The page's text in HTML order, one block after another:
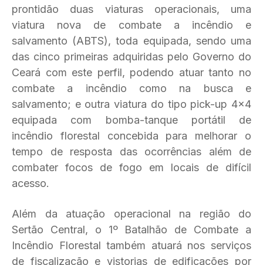
prontidão duas viaturas operacionais, uma
viatura nova de combate a incêndio e
salvamento (ABTS), toda equipada, sendo uma
das cinco primeiras adquiridas pelo Governo do
Ceará com este perfil, podendo atuar tanto no
combate a incêndio como na busca e
salvamento; e outra viatura do tipo pick-up 4×4
equipada com bomba-tanque portátil de
incêndio florestal concebida para melhorar o
tempo de resposta das ocorrências além de
combater focos de fogo em locais de difícil
acesso.
Além da atuação operacional na região do
Sertão Central, o 1º Batalhão de Combate a
Incêndio Florestal também atuará nos serviços
de fiscalização e vistorias de edificações por